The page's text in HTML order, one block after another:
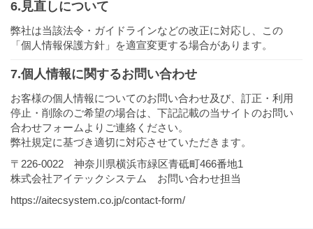
6.見直しについて
弊社は当該法令・ガイドラインなどの改正に対応し、この
「個人情報保護方針」を適宣変更する場合があります。
7.個人情報に関するお問い合わせ
お客様の個人情報についてのお問い合わせ及び、訂正・利用
停止・削除のご希望の場合は、下記記載の当サイトのお問い
合わせフォームよりご連絡ください。
弊社規定に基づき適切に対応させていただきます。
〒226-0022 神奈川県横浜市緑区青砥町466番地1
株式会社アイテックシステム お問い合わせ担当
https://aitecsystem.co.jp/contact-form/